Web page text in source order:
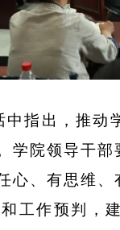
指出，推
学院领导干
心、有思维
工作预判，